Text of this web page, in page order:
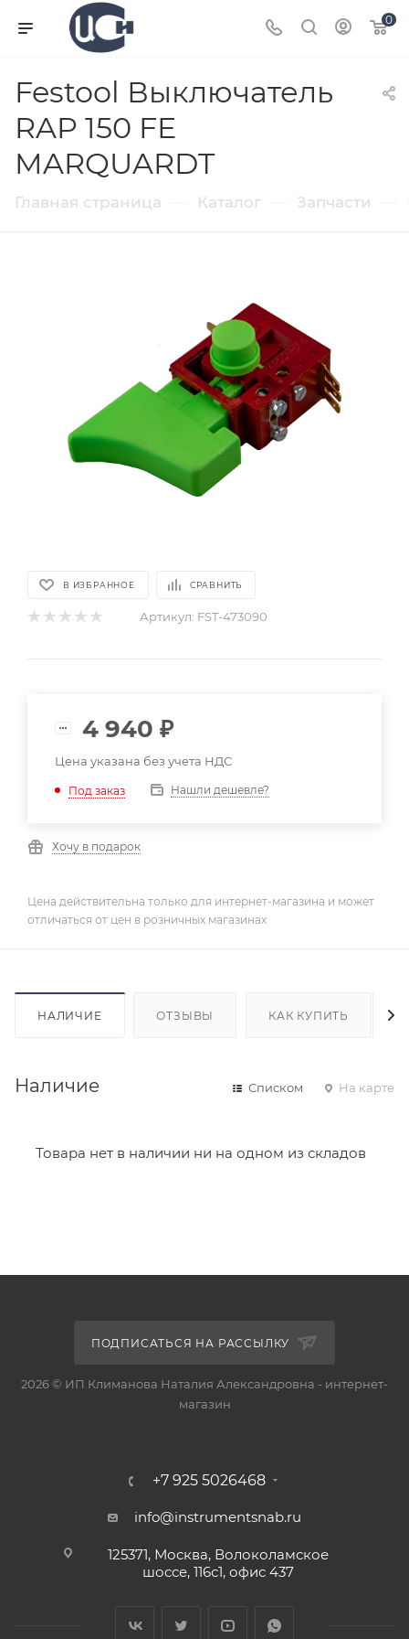
0
Festool Выключатель
RAP 150 FE
MARQUARDT
Главная страница Каталог Запчасти
В ИЗБРАННОЕ СРАВНИТЬ
Артикул: FST-473090
4 940 ₽
Цена указана без учета НДС
Под заказ Нашли дешевле?
Хочу в подарок
Цена действительна только для интернет-магазина и может
отличаться от цен в розничных магазинах
НАЛИЧИЕ ОТЗЫВЫ КАК КУПИТЬ
Наличие Списком На карте
Товара нет в наличии ни на одном из складов
ПОДПИСАТЬСЯ НА РАССЫЛКУ
2026 © ИП Климанова Наталия Александровна - интернет-
магазин
+7 925 5026468
info@instrumentsnab.ru
125371, Москва, Волоколамское
шоссе, 116с1, офис 437